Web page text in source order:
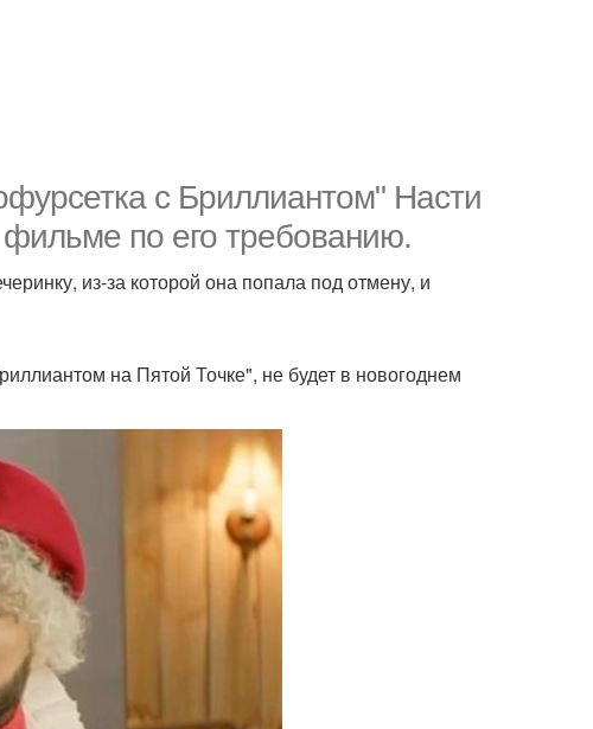
с Бриллиантом" Насти
по его требованию.
из-за которой она попала под отмену, и
на Пятой Точке", не будет в новогоднем